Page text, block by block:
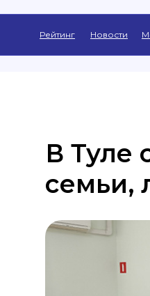
Рейтинг Новости
В Туле
семьи,